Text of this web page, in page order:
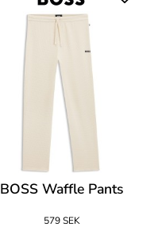
BOSS Waffle Pants
579 SEK